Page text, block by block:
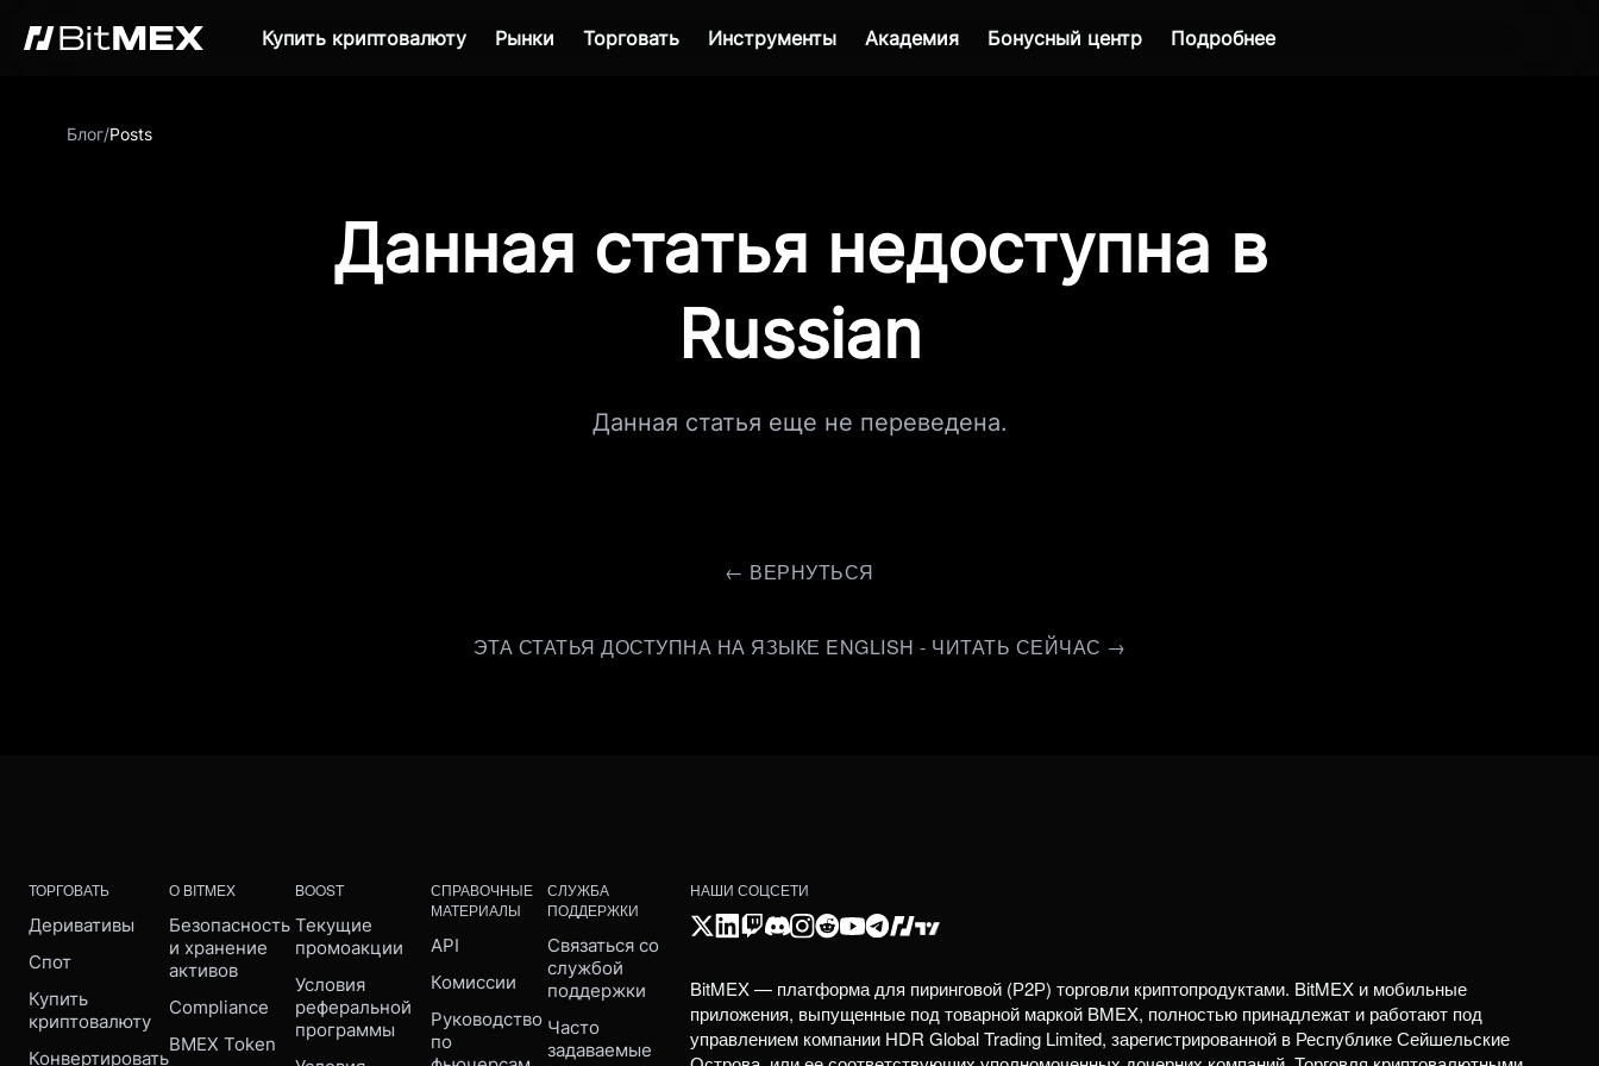
Купить криптовалюту Рынки Торговать Инструменты Академия Бонусный центр Подробнее
Блог/Posts
Данная статья недоступна в
Russian
Данная статья еще не переведена.
← ВЕРНУТЬСЯ
ЭТА СТАТЬЯ ДОСТУПНА НА ЯЗЫКЕ ENGLISH - ЧИТАТЬ СЕЙЧАС →
ТОРГОВАТЬ
Деривативы
Спот
Купить
криптовалюту
Конвертировать
О BITMEX
Безопасность
и хранение
активов
Compliance
BMEX Token
BOOST
Текущие
промоакции
Условия
реферальной
программы
СПРАВОЧНЫЕ
МАТЕРИАЛЫ
API
Комиссии
Руководство
по
СЛУЖБА
ПОДДЕРЖКИ
Связаться со
службой
поддержки
Часто
задаваемые
НАШИ СОЦСЕТИ
BitMEX — платформа для пиринговой (Р2Р) торговли криптопродуктами. BitMEX и мобильные
приложения, выпущенные под товарной маркой BMEX, полностью принадлежат и работают под
управлением компании HDR Global Trading Limited, зарегистрированной в Республике Сейшельские